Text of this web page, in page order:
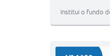
Institui o fundo